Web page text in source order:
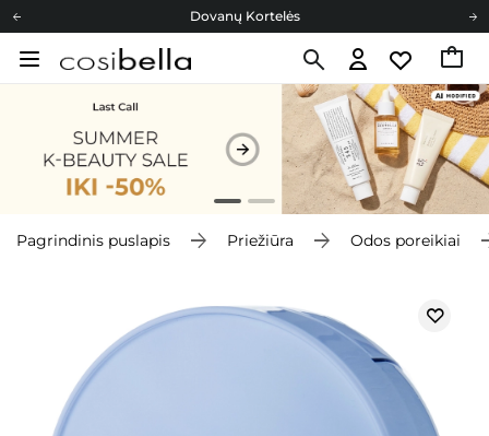
Dovanų Kortelės
Cosibella lojalumo programa
Dovanų Kortelės
Pagrindinis puslapis Priežiūra Odos poreikiai